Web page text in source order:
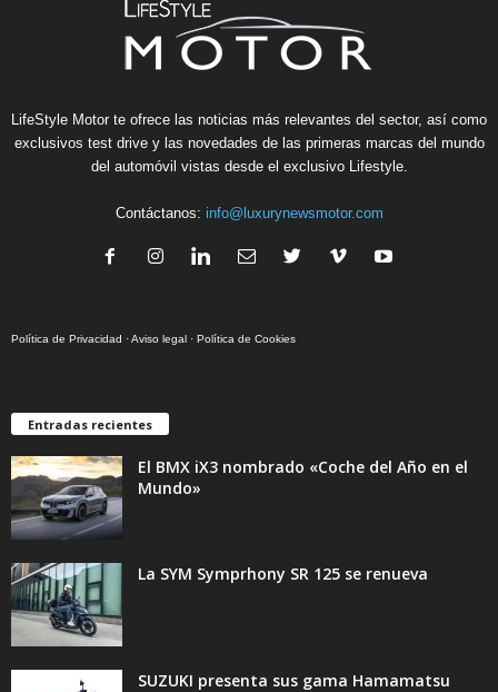
LifeStyle Motor te ofrece las noticias más relevantes del sector, así como
exclusivos test drive y las novedades de las primeras marcas del mundo
del automóvil vistas desde el exclusivo Lifestyle.
Contáctanos: info@luxurynewsmotor.com
Política de Privacidad ·Aviso legal · Política de Cookies
Entradas recientes
El BMX iX3 nombrado «Coche del Año en el
Mundo»
La SYM Symprhony SR 125 se renueva
SUZUKI presenta sus gama Hamamatsu